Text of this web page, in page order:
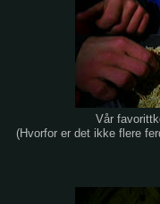
Vår
(Hvorfor er det ikke flere